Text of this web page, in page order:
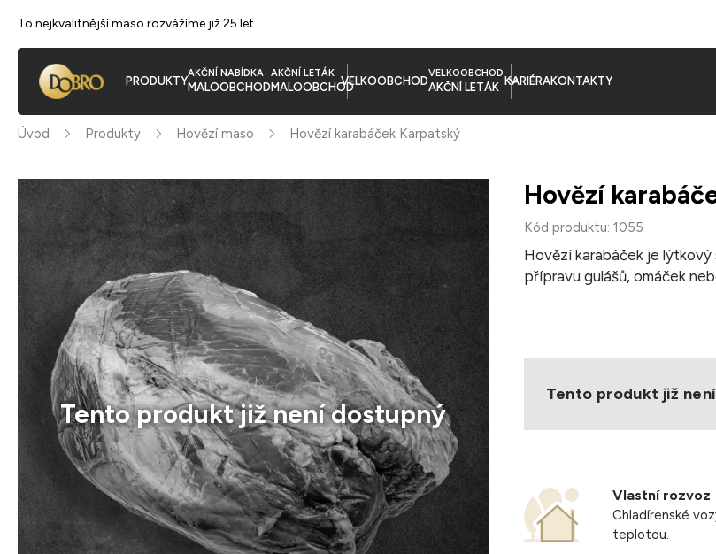
To nejkvalitnější maso rozvážíme již 25 let.
PRODUKTY
AKČNÍ NABÍDKA
MALOOBCHOD
AKČNÍ LETÁK
MALOOBCHODVELKOOBCHOD
VELKOOBCHOD
AKČNÍ LETÁK KARIÉRAKONTAKTY
Úvod Produkty Hovězí maso Hovězí karabáček Karpatský
Tento produkt již není dostupný
Hovězí
Kód produktu: 1055
Hovězí karabáček je lýtkový
přípravu gulášů, omáček
Balení: chlazené, jednotlivě
Skladování: Uchovávejte při
Tento produkt již
Vlastní rozvoz
Chladírenské
teplotou.